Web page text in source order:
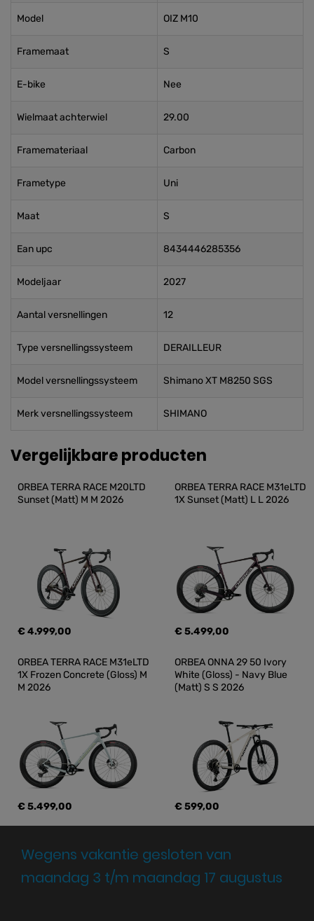
Model OIZ M10
Framemaat S
E-bike Nee
Wielmaat achterwiel 29.00
Framemateriaal Carbon
Frametype Uni
Maat S
Ean upc 8434446285356
Modeljaar 2027
Aantal versnellingen 12
Type versnellingssysteem DERAILLEUR
Model versnellingssysteem Shimano XT M8250 SGS
Merk versnellingssysteem SHIMANO
Vergelijkbare producten
ORBEA TERRA RACE M20LTD
Sunset (Matt) M M 2026
€ 4.999,00
ORBEA TERRA RACE M31eLTD
1X Sunset (Matt) L L 2026
€ 5.499,00
ORBEA TERRA RACE M31eLTD
1X Frozen Concrete (Gloss) M
M 2026
€ 5.499,00
ORBEA ONNA 29 50 Ivory
White (Gloss) - Navy Blue
(Matt) S S 2026
€ 599,00
Wegens vakantie gesloten van
maandag 3 t/m maandag 17 augustus